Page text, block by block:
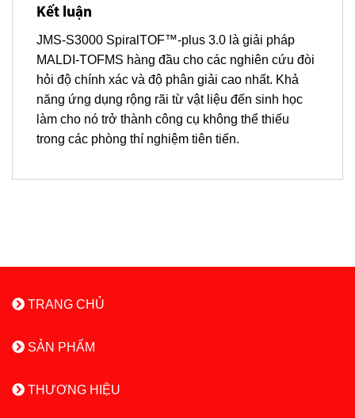
Kết luận
JMS-S3000 SpiralTOF™-plus 3.0 là giải pháp
MALDI-TOFMS hàng đầu cho các nghiên cứu đòi
hỏi độ chính xác và độ phân giải cao nhất. Khả
năng ứng dụng rộng rãi từ vật liệu đến sinh học
làm cho nó trở thành công cụ không thể thiếu
trong các phòng thí nghiệm tiên tiến.
TRANG CHỦ
SẢN PHẨM
THƯƠNG HIỆU